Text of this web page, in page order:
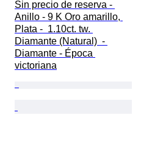
Sin precio de reserva -
Anillo - 9 K Oro amarillo,
Plata -  1.10ct. tw.
Diamante (Natural)  -
Diamante - Época
victoriana